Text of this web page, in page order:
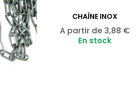
CHAÎNE INOX
A partir de Prix
3,88 €
En stock